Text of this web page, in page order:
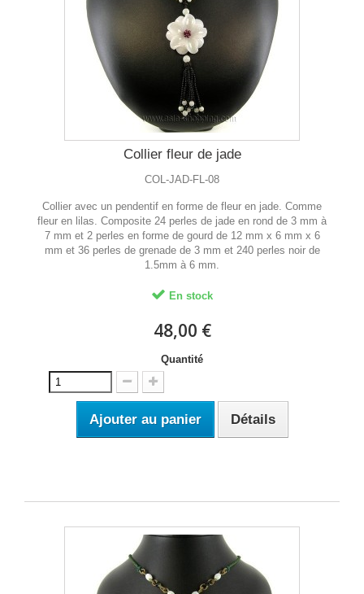
Collier fleur de jade
COL-JAD-FL-08
Collier avec un pendentif en forme de fleur en jade. Comme
fleur en lilas. Composite 24 perles de jade en rond de 3 mm à
7 mm et 2 perles en forme de gourd de 12 mm x 6 mm x 6
mm et 36 perles de grenade de 3 mm et 240 perles noir de
1.5mm à 6 mm.
En stock
48,00 €
Quantité
Ajouter au panier Détails